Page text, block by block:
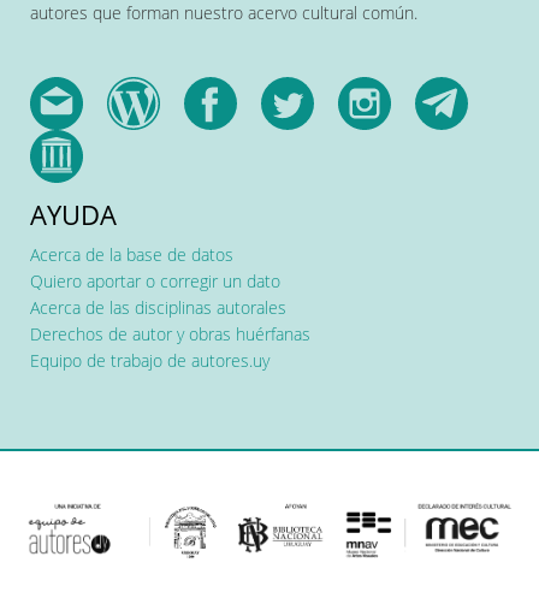
autores que forman nuestro acervo cultural común.
AYUDA
Acerca de la base de datos
Quiero aportar o corregir un dato
Acerca de las disciplinas autorales
Derechos de autor y obras huérfanas
Equipo de trabajo de autores.uy